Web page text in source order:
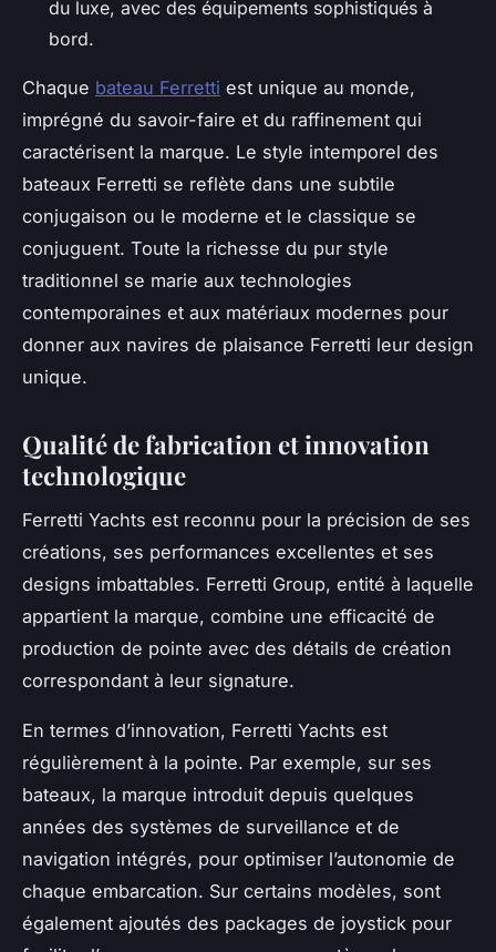
du luxe, avec des équipements sophistiqués à
bord.
Chaque bateau Ferretti est unique au monde,
imprégné du savoir-faire et du raffinement qui
caractérisent la marque. Le style intemporel des
bateaux Ferretti se reflète dans une subtile
conjugaison ou le moderne et le classique se
conjuguent. Toute la richesse du pur style
traditionnel se marie aux technologies
contemporaines et aux matériaux modernes pour
donner aux navires de plaisance Ferretti leur design
unique.
Qualité de fabrication et innovation
technologique
Ferretti Yachts est reconnu pour la précision de ses
créations, ses performances excellentes et ses
designs imbattables. Ferretti Group, entité à laquelle
appartient la marque, combine une efficacité de
production de pointe avec des détails de création
correspondant à leur signature.
En termes d’innovation, Ferretti Yachts est
régulièrement à la pointe. Par exemple, sur ses
bateaux, la marque introduit depuis quelques
années des systèmes de surveillance et de
navigation intégrés, pour optimiser l’autonomie de
chaque embarcation. Sur certains modèles, sont
également ajoutés des packages de joystick pour